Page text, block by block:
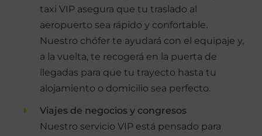
taxi VIP asegura que tu traslado al
aeropuerto sea rápido y confortable.
Nuestro chófer te ayudará con el equipaje y,
a la vuelta, te recogerá en la puerta de
llegadas para que tu trayecto hasta tu
alojamiento o domicilio sea perfecto.
Viajes de negocios y congresos
Nuestro servicio VIP está pensado para